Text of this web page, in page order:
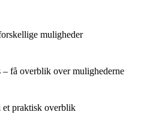
muligheder
– få overblik over mulighederne
et praktisk overblik